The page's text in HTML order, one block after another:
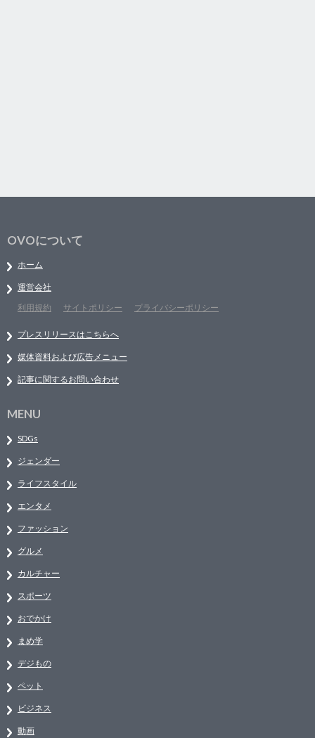
OVOについて
ホーム
運営会社
利用規約
サイトポリシー プライバシーポリシー
プレスリリースはこちらへ
媒体資料および広告メニュー
記事に関するお問い合わせ
MENU
SDGs
ジェンダー
ライフスタイル
エンタメ
ファッション
グルメ
カルチャー
スポーツ
おでかけ
まめ学
デジもの
ペット
ビジネス
動画